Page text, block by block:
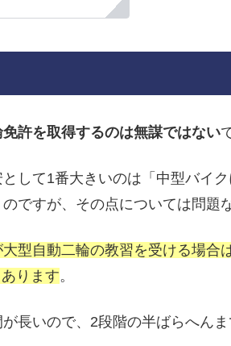
許を取得するのは無謀ではない
して1番大きいのは「中型バイク
ですが、その点については問題
型自動二輪の教習を受ける場合
ります。
長いので、2段階の半ばらへん